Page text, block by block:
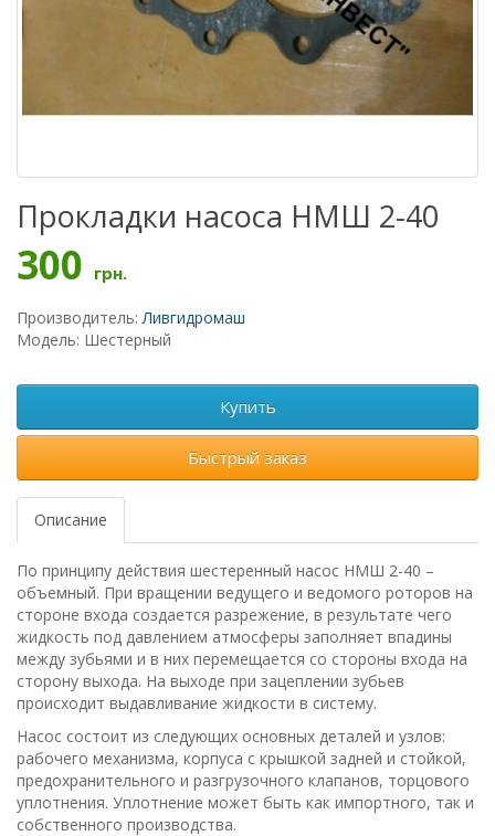
Прокладки насоса НМШ 2-40
300 грн.
Производитель:Ливгидромаш
Модель: Шестерный
Купить
Быстрый заказ
Описание
По принципу действия шестеренный насос НМШ 2-40 –
объемный. При вращении ведущего и ведомого роторов на
стороне входа создается разрежение, в результате чего
жидкость под давлением атмосферы заполняет впадины
между зубьями и в них перемещается со стороны входа на
сторону выхода. На выходе при зацеплении зубьев
происходит выдавливание жидкости в систему.
Насос состоит из следующих основных деталей и узлов:
рабочего механизма, корпуса с крышкой задней и стойкой,
предохранительного и разгрузочного клапанов, торцового
уплотнения. Уплотнение может быть как импортного, так и
собственного производства.